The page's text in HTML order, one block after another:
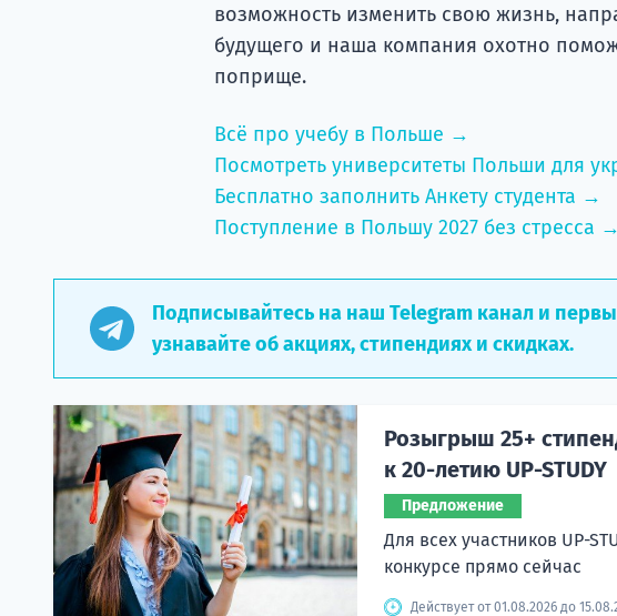
возможность изменить свою жизнь,
будущего и наша компания охотно
поприще.
Всё про учебу в Польше →
Посмотреть университеты Польши для
Бесплатно заполнить Анкету студента →
Поступление в Польшу 2027 без стресса →
Подписывайтесь на наш Telegram канал и
узнавайте об акциях, стипендиях и скидках.
Розыгрыш 25+
к 20-летию UP-STUDY
Предложение
Для всех участников UP-
конкурсе прямо сейчас
Действует от 01.08.2026 до